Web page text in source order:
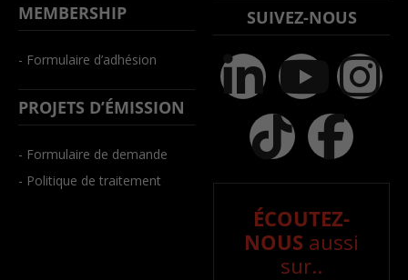
MEMBERSHIP
- Formulaire d’adhésion
PROJETS D’ÉMISSION
- Formulaire de demande
- Politique de traitement
SUIVEZ-NOUS
ÉCOUTEZ-
NOUS aussi
sur..